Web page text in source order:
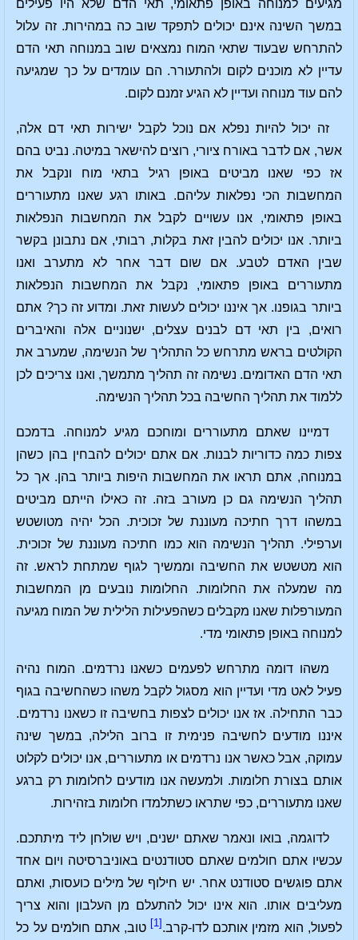
מגיעים למנוחה באופן פתאומי, תאי הדם שלא היו פעילים
במשך השינה אינם יכולים לתפקד שוב כה במהירות. זה עלול
להתרחש שבעוד שתאי המוח נמצאים שוב במנוחה תאי הדם
עדיין לא מוכנים לקום ולהתעורר. הם עומדים על כך שמגיעה
להם עוד מנוחה ועדיין לא הגיע זמנם לקום.
זה יכול להיות נפלא אם נוכל לקבל ישירות תאי דם אלה,
אשר, אם לדבר באורח ציורי, רוצים להישאר במיטה. נביט בהם
אז כפי שאנו מביטים באופן רגיל בתאי מוח ונקבל את
המחשבות הכי נפלאות עליהם. באותו רגע שאנו מתעוררים
באופן פתאומי, אנו עשויים לקבל את המחשבות הנפלאות
ביותר. אנו יכולים להבין זאת בקלות, רבותי, אם נתבונן בקשר
שבין האדם לטבע. אם שום דבר אחר לא מתערב ואנו
מתעוררים באופן פתאומי, נקבל את המחשבות הנפלאות
ביותר בגופנו. אך איננו יכולים לעשות זאת. ומדוע זה כך? אתם
רואים, בין תאי דם לבנים עצלים, ישנוניים אלה והאיברים
הקולטים בראש מתרחש כל התהליך של הנשימה, שמערב את
תאי הדם האדומים. נשימה זה תהליך מתמשך, ואנו צריכים לכן
ללמוד את תהליך החשיבה בכל תהליך הנשימה.
דמיינו שאתם מתעוררים ומוחכם מגיע למנוחה. בדמכם
צפות כמה כדוריות לבנות. אם אתם יכולים להבחין בהן כשהן
במנוחה, אתם תראו את המחשבות היפות ביותר בהן. אך כל
תהליך הנשימה גם כן מעורב בזה. זה כאילו הייתם מביטים
במשהו דרך חתיכה מעוננת של זכוכית. הכל יהיה מטושטש
וערפילי. תהליך הנשימה הוא כמו חתיכה מעוננת של זכוכית.
הוא מטשטש את החשיבה וממשיך לגוף שמתחת לראש. זה
מה שמעלה את החלומות. החלומות נובעים מן המחשבות
המעורפלות שאנו מקבלים כשהפעילות הלילית של המוח מגיעה
למנוחה באופן פתאומי מדי.
משהו דומה מתרחש לפעמים כשאנו נרדמים. המוח נהיה
פעיל לאט מדי ועדיין הוא מסגול לקבל משהו כשהחשיבה בגוף
כבר התחילה. אז אנו יכולים לצפות בחשיבה זו כשאנו נרדמים.
איננו מודעים לחשיבה פנימית זו ברוב הלילה, במשך שינה
עמוקה, אבל כאשר אנו נרדמים או מתעוררים, אנו יכולים לקלוט
אותם בצורת חלומות. ולמעשה אנו מודעים לחלומות רק ברגע
שאנו מתעוררים, כפי שתראו כשתלמדו חלומות בזהירות.
לדוגמה, בואו ונאמר שאתם ישנים, ויש שולחן ליד מיתתכם.
עכשיו אתם חולמים שאתם סטודנטים באוניברסיטה ויום אחד
אתם פוגשים סטודנט אחר. יש חילוף של מילים כועסות, ואתם
מעליבים אותו. הוא אינו יכול להתעלם מן העלבון והוא צריך
לפעול, הוא מזמין אותכם לדו-קרב. [1]
טוב, אתם חולמים על כל